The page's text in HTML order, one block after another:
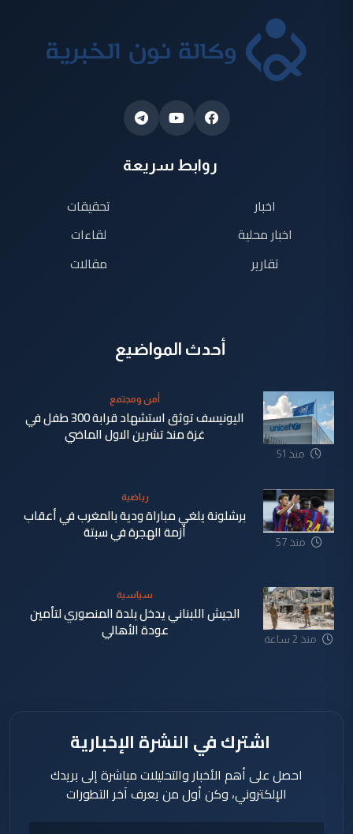
روابط سريعة
اخبار
اخبار محلية
تقارير
تحقيقات
لقاءات
مقالات
أحدث المواضيع
منذ 51
أمن ومجتمع
اليونيسف توثق استشهاد قرابة 300 طفل في
غزة منذ تشرين الاول الماضي
منذ 57
رياضية
برشلونة يلغي مباراة ودية بالمغرب في أعقاب
أزمة الهجرة في سبتة
منذ 2 ساعة
سياسية
الجيش اللبناني يدخل بلدة المنصوري لتأمين
عودة الأهالي
اشترك في النشرة الإخبارية
احصل على أهم الأخبار والتحليلات مباشرة إلى بريدك
الإلكتروني، وكن أول من يعرف آخر التطورات